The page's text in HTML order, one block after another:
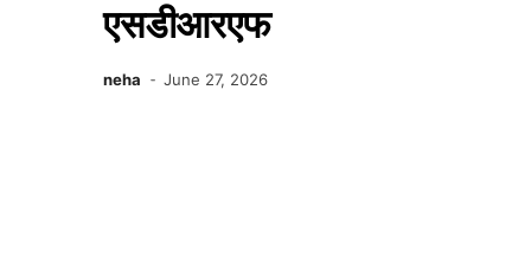
एसडीआरएफ
neha June 27, 2026